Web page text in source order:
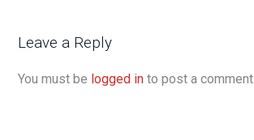
Leave a Reply
You must be logged into post a comment.